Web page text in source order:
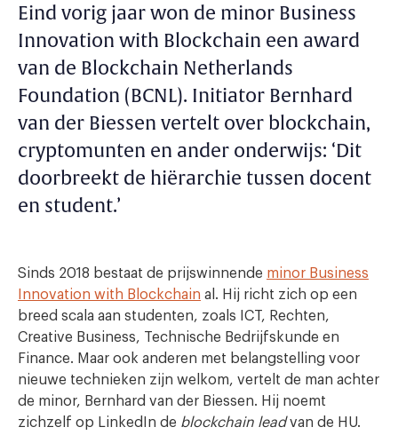
Eind vorig jaar won de minor Business
Innovation with Blockchain een award
van de Blockchain Netherlands
Foundation (BCNL). Initiator Bernhard
van der Biessen vertelt over blockchain,
cryptomunten en ander onderwijs: ‘Dit
doorbreekt de hiërarchie tussen docent
en student.’
Sinds 2018 bestaat de prijswinnende minor Business
Innovation with Blockchain al. Hij richt zich op een
breed scala aan studenten, zoals ICT, Rechten,
Creative Business, Technische Bedrijfskunde en
Finance. Maar ook anderen met belangstelling voor
nieuwe technieken zijn welkom, vertelt de man achter
de minor, Bernhard van der Biessen. Hij noemt
zichzelf op LinkedIn de blockchain leadvan de HU.